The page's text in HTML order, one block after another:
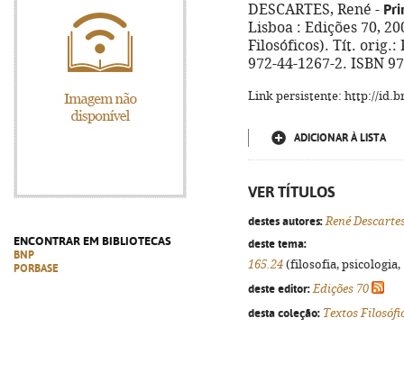
ENCONTRAR EM BIBLIOTECAS
BNP
PORBASE
DESCARTES, René -
Lisboa : Edições 70,
Filosóficos). Tít. orig.:
972-44-1267-2. ISBN
Link persistente: http://
ADICIONAR À LISTA
VER TÍTULOS
destes autores: René
deste tema:
165.24 (filosofia,
deste editor: Edições 70
desta coleção: Textos